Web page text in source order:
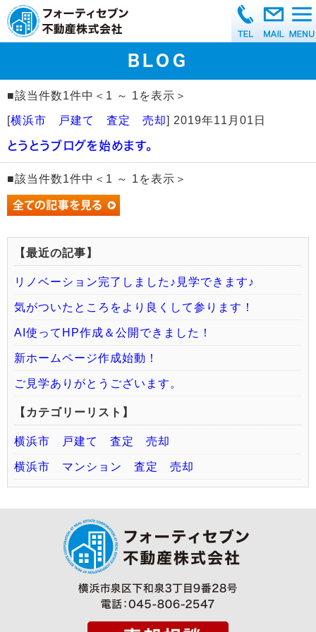
BLOG
■該当件数1件中＜1 ～ 1を表示＞
[横浜市 戸建て 査定 売却] 2019年11月01日
とうとうブログを始めます。
■該当件数1件中＜1 ～ 1を表示＞
【最近の記事】
リノベーション完了しました♪見学できます♪
気がついたところをより良くして参ります！
AI使ってHP作成＆公開できました！
新ホームページ作成始動！
ご見学ありがとうございます。
【カテゴリーリスト】
横浜市 戸建て 査定 売却
横浜市 マンション 査定 売却